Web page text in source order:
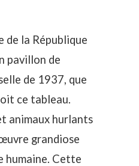
de la République
pavillon de
de 1937, que
ce tableau.
animaux hurlants
grandiose
humaine. Cette